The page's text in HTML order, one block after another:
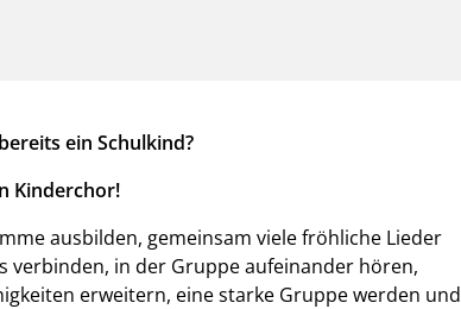
ein Schulkind?
Kinderchor!
ausbilden, gemeinsam viele fröhliche Lieder
verbinden, in der Gruppe aufeinander hören,
erweitern, eine starke Gruppe werden und